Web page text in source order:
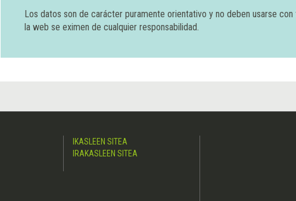
Los datos son de carácter puramente orientativo y no deben usarse
la web se eximen de cualquier responsabilidad.
IKASLEEN SITEA
IRAKASLEEN SITEA